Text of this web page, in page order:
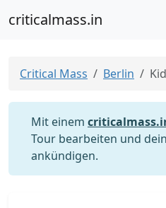
criticalmass.in
Critical Mass Berlin
Mit einem
Tour bearbeiten und
ankündigen.